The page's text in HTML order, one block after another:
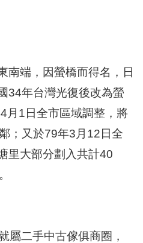
端，因螢橋而得名，日
34年台灣光復後改為螢
月1日全市區域調整，將
；又於79年3月12日全
里大部分劃入共計40
二手中古傢俱商圈，